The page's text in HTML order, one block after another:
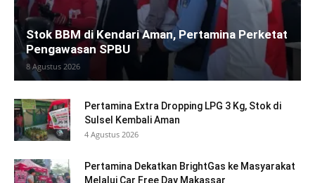
Stok BBM di Kendari Aman, Pertamina Perketat
Pengawasan SPBU
8 Agustus 2026
Pertamina Extra Dropping LPG 3 Kg, Stok di
Sulsel Kembali Aman
4 Agustus 2026
Pertamina Dekatkan BrightGas ke Masyarakat
Melalui Car Free Day Makassar